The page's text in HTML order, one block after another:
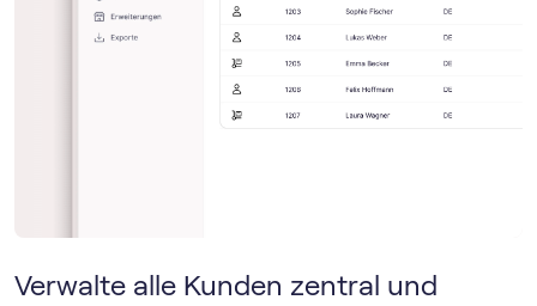
Verwalte alle Kunden zentral und